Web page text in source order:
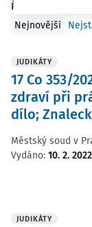
Řadit podle
Nejnovější
JUDIKÁTY
17 Co 353/
zdraví při
dílo;
Městský soud v
Vydáno: 10. 2. 2022
JUDIKÁTY